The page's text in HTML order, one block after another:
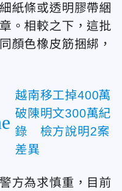
紙條或透明膠帶綑
。相較之下，這批
顏色橡皮筋捆綁，
越南移工掉400萬
破陳明文300萬紀
錄 檢方說明2案
差異
方為求慎重，目前